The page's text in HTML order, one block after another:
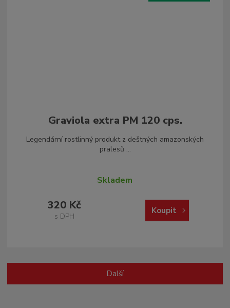
Graviola extra PM 120 cps.
Legendární rostlinný produkt z deštných amazonských
pralesů ...
Skladem
320 Kč
s DPH
Koupit
Další